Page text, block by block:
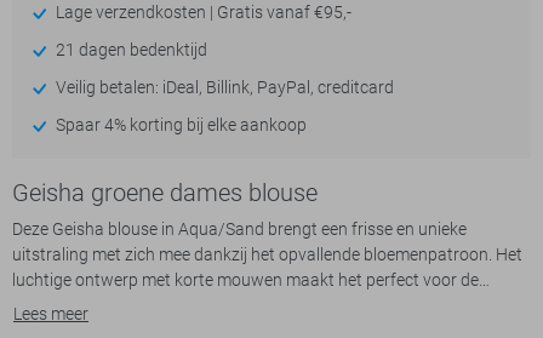
Lage verzendkosten | Gratis vanaf €95,-
21 dagen bedenktijd
Veilig betalen: iDeal, Billink, PayPal, creditcard
Spaar 4% korting bij elke aankoop
Geisha groene dames blouse
Deze Geisha blouse in Aqua/Sand brengt een frisse en unieke
uitstraling met zich mee dankzij het opvallende bloemenpatroon. Het
luchtige ontwerp met korte mouwen maakt het perfect voor de
zomerse dagen. De ronde hals en knoopsluiting voegen een subtiele
Lees meer